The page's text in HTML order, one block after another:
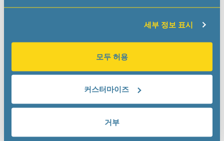
세부 정보 표시
모두 허용
커스터마이즈
거부
ONLINE DISTRIBUTORS
www.arrow.com